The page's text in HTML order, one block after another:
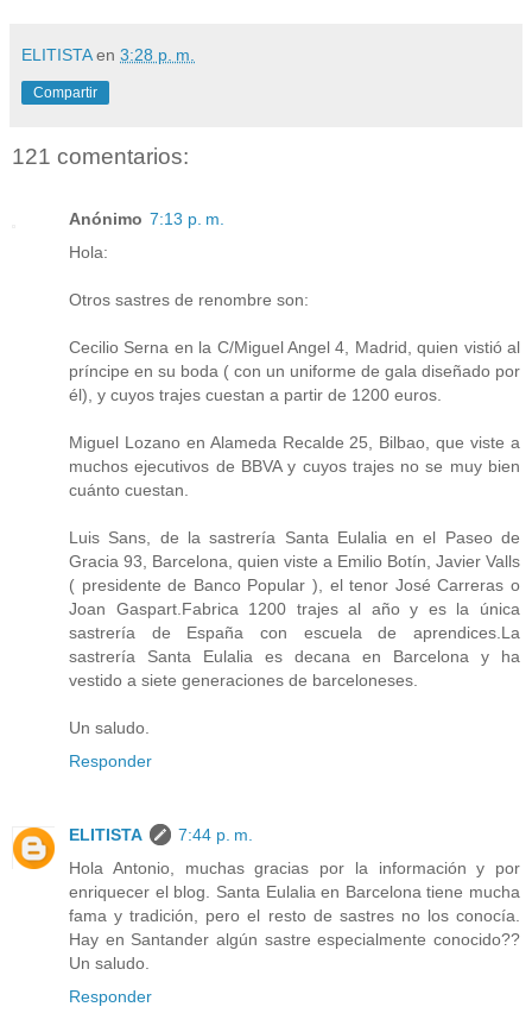
ELITISTA en 3:28 p. m.
Compartir
121 comentarios:
Anónimo 7:13 p. m.
Hola:
Otros sastres de renombre son:
Cecilio Serna en la C/Miguel Angel 4, Madrid, quien vistió al
príncipe en su boda ( con un uniforme de gala diseñado por
él), y cuyos trajes cuestan a partir de 1200 euros.
Miguel Lozano en Alameda Recalde 25, Bilbao, que viste a
muchos ejecutivos de BBVA y cuyos trajes no se muy bien
cuánto cuestan.
Luis Sans, de la sastrería Santa Eulalia en el Paseo de
Gracia 93, Barcelona, quien viste a Emilio Botín, Javier Valls
( presidente de Banco Popular ), el tenor José Carreras o
Joan Gaspart.Fabrica 1200 trajes al año y es la única
sastrería de España con escuela de aprendices.La
sastrería Santa Eulalia es decana en Barcelona y ha
vestido a siete generaciones de barceloneses.
Un saludo.
Responder
ELITISTA
7:44 p. m.
Hola Antonio, muchas gracias por la información y por
enriquecer el blog. Santa Eulalia en Barcelona tiene mucha
fama y tradición, pero el resto de sastres no los conocía.
Hay en Santander algún sastre especialmente conocido??
Un saludo.
Responder